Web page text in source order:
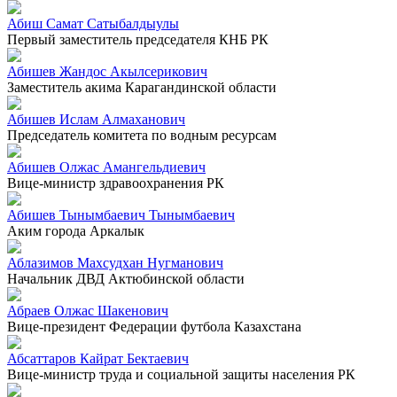
Абиш Самат Сатыбалдыулы
Первый заместитель председателя КНБ РК
Абишев Жандос Акылсерикович
Заместитель акима Карагандинской области
Абишев Ислам Алмаханович
Председатель комитета по водным ресурсам
Абишев Олжас Амангельдиевич
Вице-министр здравоохранения РК
Абишев Тынымбаевич Тынымбаевич
Аким города Аркалык
Аблазимов Махсудхан Нугманович
Начальник ДВД Актюбинской области
Абраев Олжас Шакенович
Вице-президент Федерации футбола Казахстана
Абсаттаров Кайрат Бектаевич
Вице-министр труда и социальной защиты населения РК